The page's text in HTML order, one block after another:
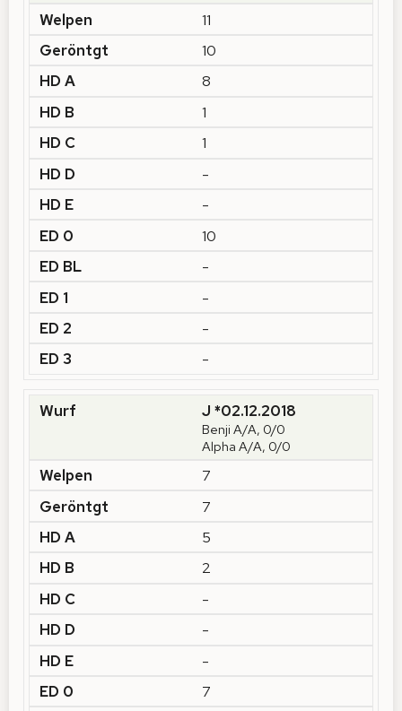
11
10
8
1
1
-
-
10
-
-
-
-
J *02.12.2018
Benji A/A, 0/0
Alpha A/A, 0/0
7
7
5
2
-
-
-
7